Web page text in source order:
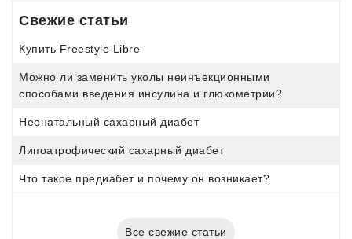
Свежие статьи
Купить Freestyle Libre
Можно ли заменить уколы неинъекционными
способами введения инсулина и глюкометрии?
Неонатальный сахарный диабет
Липоатрофический сахарный диабет
Что такое предиабет и почему он возникает?
Все свежие статьи